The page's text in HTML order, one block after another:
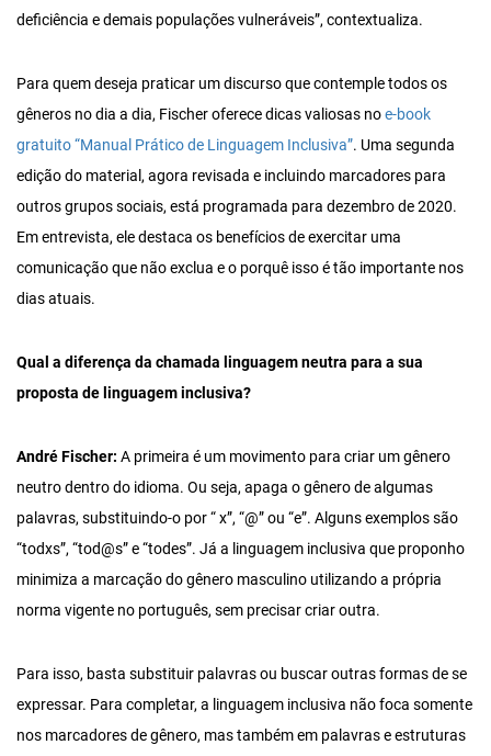
deficiência e demais populações vulneráveis”, contextualiza.
Para quem deseja praticar um discurso que contemple todos os
gêneros no dia a dia, Fischer oferece dicas valiosas noe-book
gratuito “Manual Prático de Linguagem Inclusiva”. Uma segunda
edição do material, agora revisada e incluindo marcadores para
outros grupos sociais, está programada para dezembro de 2020.
Em entrevista, ele destaca os benefícios de exercitar uma
comunicação que não exclua e o porquê isso é tão importante nos
dias atuais.
Qual a diferença da chamada linguagem neutra para a sua
proposta de linguagem inclusiva?
André Fischer: A primeira é um movimento para criar um gênero
neutro dentro do idioma. Ou seja, apaga o gênero de algumas
palavras, substituindo-o por “ x”, “@” ou “e”. Alguns exemplos são
“todxs”, “tod@s” e “todes”. Já a linguagem inclusiva que proponho
minimiza a marcação do gênero masculino utilizando a própria
norma vigente no português, sem precisar criar outra.
Para isso, basta substituir palavras ou buscar outras formas de se
expressar. Para completar, a linguagem inclusiva não foca somente
nos marcadores de gênero, mas também em palavras e estruturas